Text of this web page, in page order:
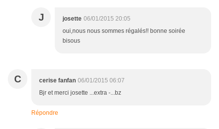
J josette 06/01/2015 20:05
oui,nous nous sommes régalés!! bonne soirée
bisous
C cerise fanfan 06/01/2015 06:07
Bjr et merci josette ...extra -...bz
Répondre